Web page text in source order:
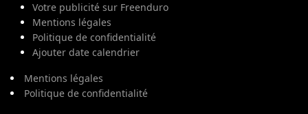
Votre publicité sur Freenduro
Mentions légales
Politique de confidentialité
Ajouter date calendrier
Mentions légales
Politique de confidentialité